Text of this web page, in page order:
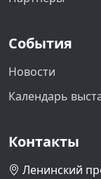
События
Новости
Календарь
Контакты
Ленинский